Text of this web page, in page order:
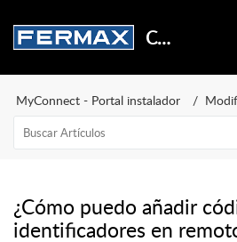
Centro de Soporte
MyConnect - Portal instalador
¿Cómo puedo añadir
identificadores en